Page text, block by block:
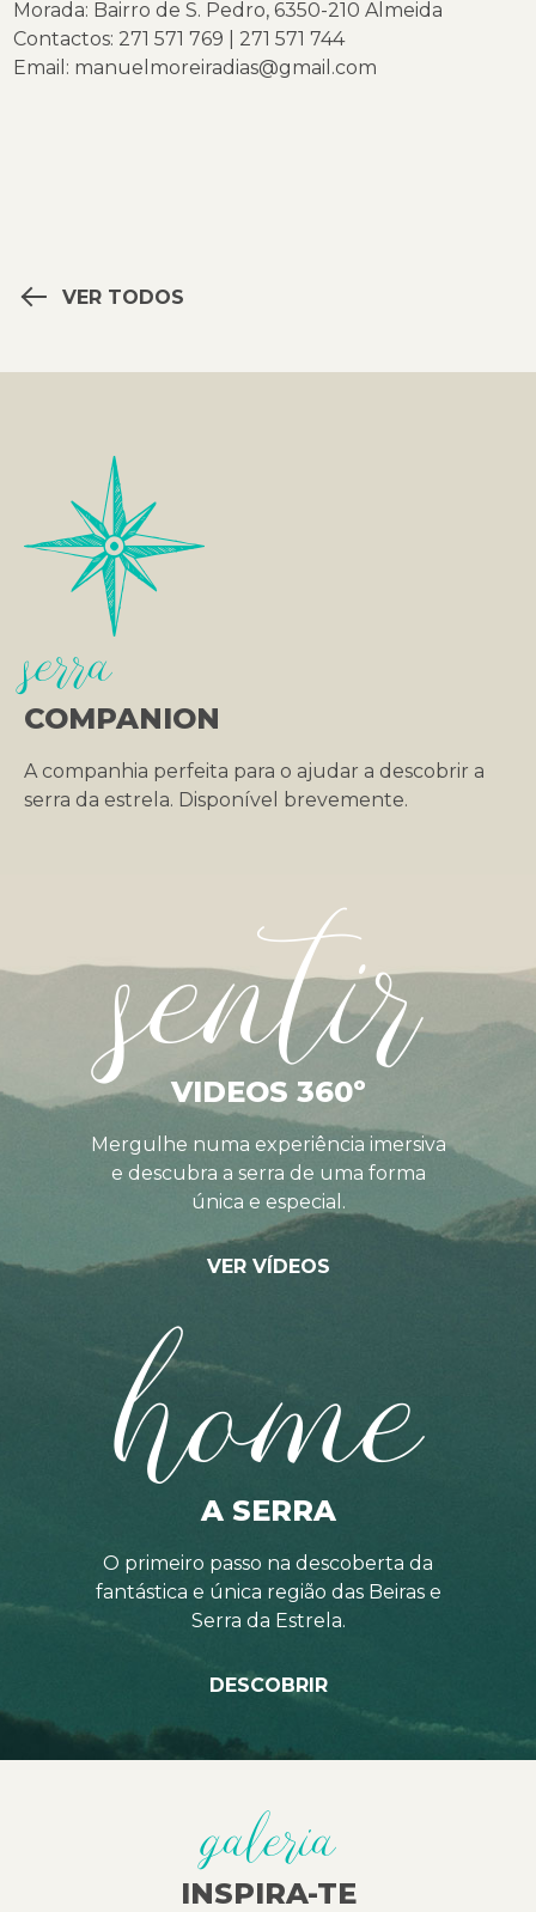
Morada: Bairro de S. Pedro, 6350-210 Almeida
Contactos: 271 571 769 | 271 571 744
Email: manuelmoreiradias@gmail.com
VER TODOS
serra
COMPANION
A companhia perfeita para o ajudar a descobrir a
serra da estrela. Disponível brevemente.
sentir
VIDEOS 360º
Mergulhe numa experiência imersiva
e descubra a serra de uma forma
única e especial.
VER VÍDEOS
home
A SERRA
O primeiro passo na descoberta da
fantástica e única região das Beiras e
Serra da Estrela.
DESCOBRIR
galeria
INSPIRA-TE